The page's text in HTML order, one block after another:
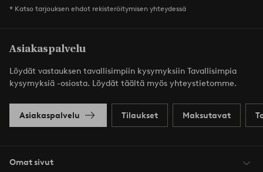
* Katso tarjouksen ehdot rekisteröitymisen yhteydessä
Asiakaspalvelu
Löydät vastauksen tavallisimpiin kysymyksiin Tavallisimpia
kysymyksiä -osiosta. Löydät täältä myös yhteystietomme.
Asiakaspalvelu Tilaukset Maksutavat
Omat sivut